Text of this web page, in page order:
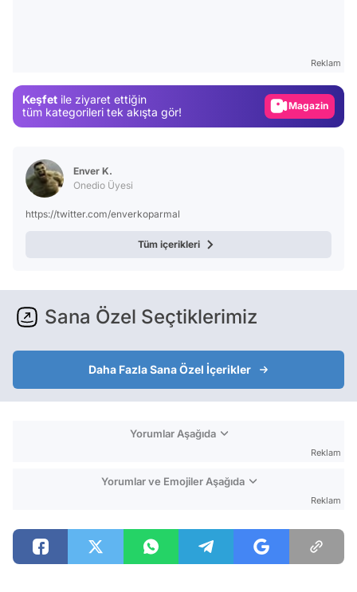
Reklam
Keşfet ile ziyaret ettiğin
tüm kategorileri tek akışta gör!
Magazin
Enver K.
Onedio Üyesi
https://twitter.com/enverkoparmal
Tüm içerikleri
Sana Özel Seçtiklerimiz
Daha Fazla Sana Özel İçerikler
Yorumlar Aşağıda
Reklam
Yorumlar ve Emojiler Aşağıda
Reklam